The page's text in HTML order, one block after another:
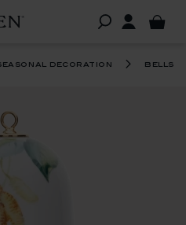
decoration bells